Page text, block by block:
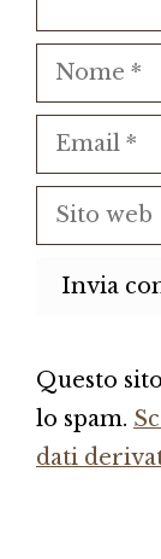
Nome
Email
Sito
web
Questo
lo spam.
dati